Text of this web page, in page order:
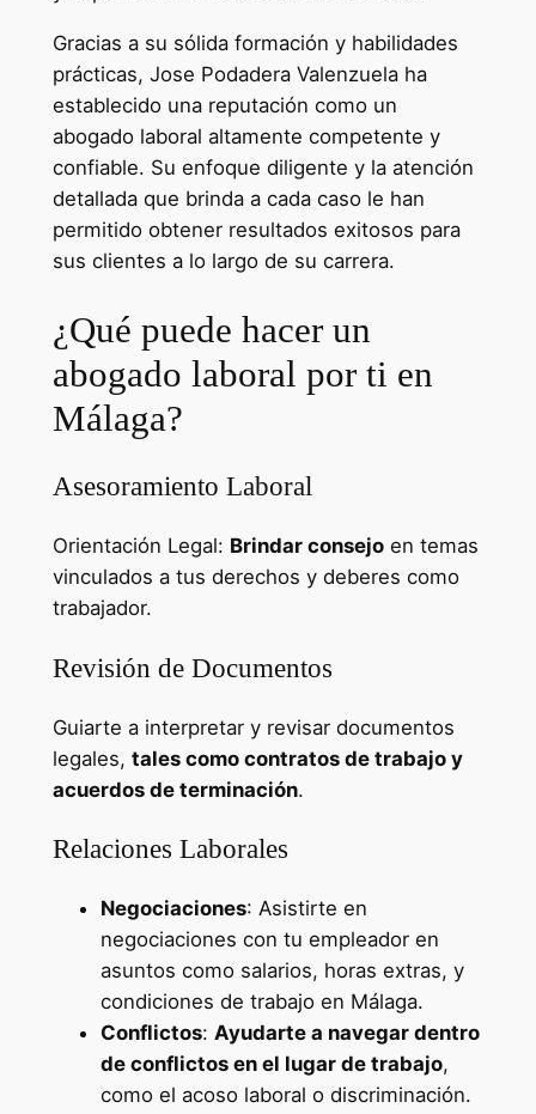
Gracias a su sólida formación y habilidades
prácticas, Jose Podadera Valenzuela ha
establecido una reputación como un
abogado laboral altamente competente y
confiable. Su enfoque diligente y la atención
detallada que brinda a cada caso le han
permitido obtener resultados exitosos para
sus clientes a lo largo de su carrera.
¿Qué puede hacer un
abogado laboral por ti en
Málaga?
Asesoramiento Laboral
Orientación Legal: Brindar consejoen temas
vinculados a tus derechos y deberes como
trabajador.
Revisión de Documentos
Guiarte a interpretar y revisar documentos
legales, tales como contratos de trabajo y
acuerdos de terminación.
Relaciones Laborales
Negociaciones: Asistirte en
negociaciones con tu empleador en
asuntos como salarios, horas extras, y
condiciones de trabajo en Málaga.
Conflictos: Ayudarte a navegar dentro
de conflictos en el lugar de trabajo,
como el acoso laboral o discriminación.